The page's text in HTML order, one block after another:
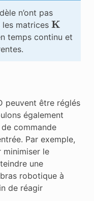
n’ont pas
matrices K
temps continu et
peuvent être réglés
également
commande
Par exemple,
minimiser le
une
robotique à
de réagir